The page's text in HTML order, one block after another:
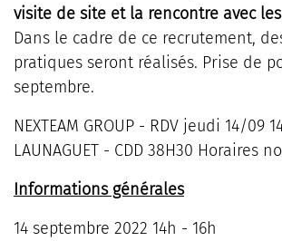
visite de site et la rencontre avec
Dans le cadre de ce recrutement,
pratiques seront réalisés. Prise de
septembre.
NEXTEAM GROUP - RDV jeudi 14/09
LAUNAGUET - CDD 38H30 Horaires
Informations générales
14 septembre 2022 14h - 16h